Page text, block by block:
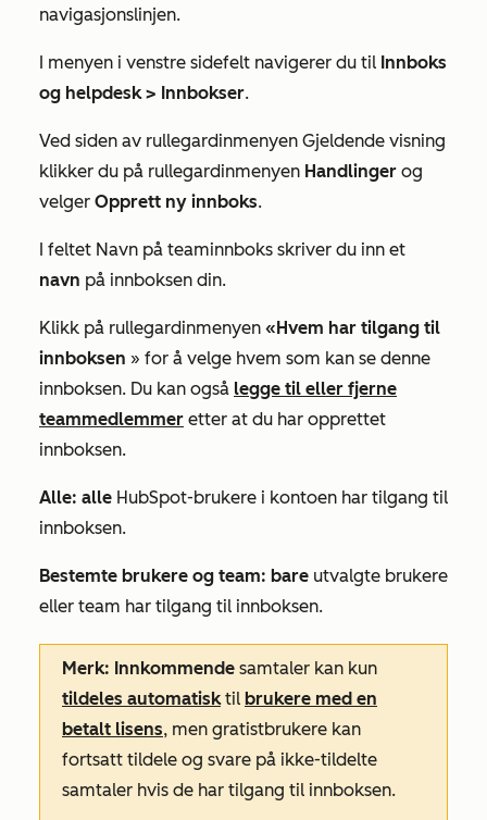
navigasjonslinjen.
I menyen i venstre sidefelt navigerer du til Innboks
og helpdesk > Innbokser.
Ved siden av rullegardinmenyen Gjeldende visning
klikker du på rullegardinmenyen Handlinger og
velger Opprett ny innboks.
feltet Navn på teaminnboks skriver du inn et
navn på innboksen din.
Klikk på rullegardinmenyen «Hvem har tilgang til
innboksen » for å velge hvem som kan se denne
innboksen. Du kan også legge til eller fjerne
teammedlemmer etter at du har opprettet
innboksen.
Alle: alle HubSpot-brukere i kontoen har tilgang til
innboksen.
Bestemte brukere og team: bare utvalgte brukere
eller team har tilgang til innboksen.
Merk: Innkommende samtaler kan kun
tildeles automatisktil brukere med en
betalt lisens, men gratistbrukere kan
fortsatt tildele og svare på ikke-tildelte
samtaler hvis de har tilgang til innboksen.